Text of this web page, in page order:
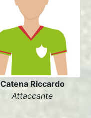
Catena Riccardo
Attaccante